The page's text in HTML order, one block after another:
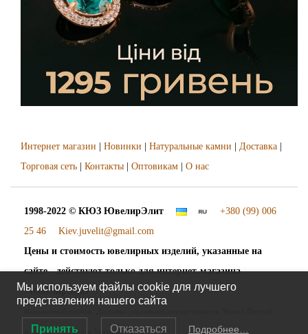
Интернет магазин Новинки Натуральные камни Доставка
Торговая сеть
Контакты Оптовикам О нас
1998-2022 © КЮЗ ЮвелирЭлит
+380 (99) 006
25 46
Kiev.juvelit@gmail.com
Цены и стоимость ювелирных изделий, указанные на
сайте - действуют только для интернет-магазина
"ЮвелирЭлит".
во все города и сёла Украины
Мы используем файлы cookie для лучшего
представления нашего сайта
Принять Отказаться Подробнее…